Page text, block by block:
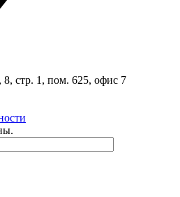
стр. 1, пом. 625, офис 7